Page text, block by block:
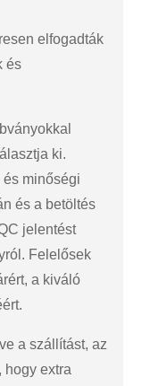
elfogadták
és
ki.
minőségi
és a betöltés
jelentést
Felelősek
a kiváló
a szállítást, az
hogy extra